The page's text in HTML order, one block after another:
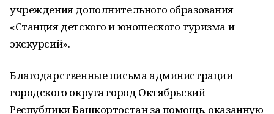
учреждения дополнительного образования
«Станция детского и юношеского туризма и
экскурсий».
Благодарственные письма администрации
городского округа город Октябрьский
Республики Башкортостан за помощь, оказанную